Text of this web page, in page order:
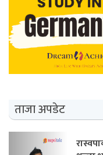
ताजा अपडेट